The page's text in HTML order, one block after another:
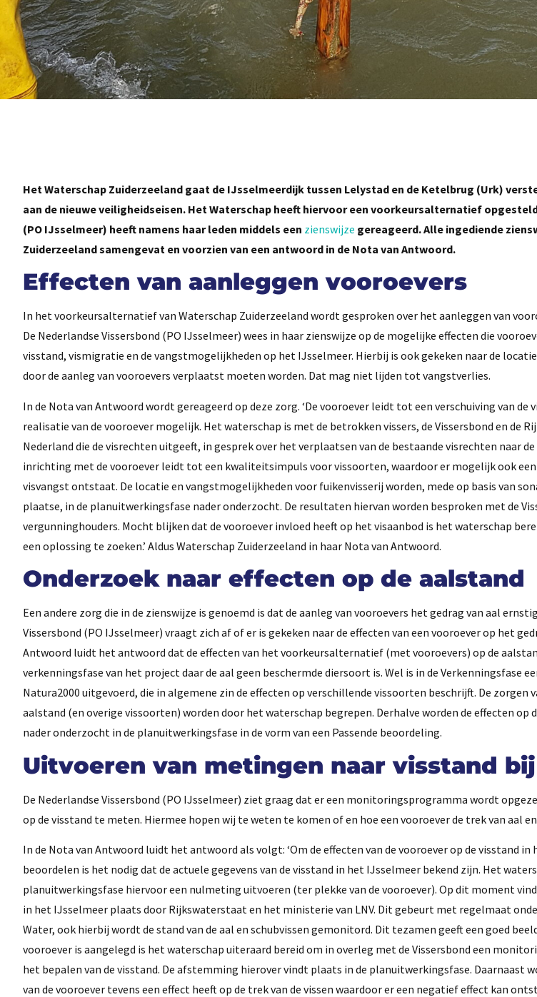
Het Waterschap Zuiderzeeland gaat de IJsselmeerdijk tussen Lelystad en de Ketelbrug (Urk)
aan de nieuwe veiligheidseisen. Het Waterschap heeft hiervoor een voorkeursalternatief
(PO IJsselmeer) heeft namens haar leden middels een zienswijze gereageerd. Alle ingediende
Zuiderzeeland samengevat en voorzien van een antwoord in de Nota van Antwoord.
Effecten van aanleggen vooroevers
In het voorkeursalternatief van Waterschap Zuiderzeeland wordt gesproken over het aanleggen van
De Nederlandse Vissersbond (PO IJsselmeer) wees in haar zienswijze op de mogelijke effecten die
visstand, vismigratie en de vangstmogelijkheden op het IJsselmeer. Hierbij is ook gekeken naar de
door de aanleg van vooroevers verplaatst moeten worden. Dat mag niet lijden tot vangstverlies.
In de Nota van Antwoord wordt gereageerd op deze zorg. ‘De vooroever leidt tot een verschuiving van de
realisatie van de vooroever mogelijk. Het waterschap is met de betrokken vissers, de Vissersbond en de
Nederland die de visrechten uitgeeft, in gesprek over het verplaatsen van de bestaande visrechten naar
inrichting met de vooroever leidt tot een kwaliteitsimpuls voor vissoorten, waardoor er mogelijk ook
visvangst ontstaat. De locatie en vangstmogelijkheden voor fuikenvisserij worden, mede op basis van
plaatse, in de planuitwerkingsfase nader onderzocht. De resultaten hiervan worden besproken met de
vergunninghouders. Mocht blijken dat de vooroever invloed heeft op het visaanbod is het waterschap
een oplossing te zoeken.’ Aldus Waterschap Zuiderzeeland in haar Nota van Antwoord.
Onderzoek naar effecten op de aalstand
Een andere zorg die in de zienswijze is genoemd is dat de aanleg van vooroevers het gedrag van aal
Vissersbond (PO IJsselmeer) vraagt zich af of er is gekeken naar de effecten van een vooroever op het
Antwoord luidt het antwoord dat de effecten van het voorkeursalternatief (met vooroevers) op de
verkenningsfase van het project daar de aal geen beschermde diersoort is. Wel is in de Verkenningsfase
Natura2000 uitgevoerd, die in algemene zin de effecten op verschillende vissoorten beschrijft. De zorgen
aalstand (en overige vissoorten) worden door het waterschap begrepen. Derhalve worden de effecten op
nader onderzocht in de planuitwerkingsfase in de vorm van een Passende beoordeling.
Uitvoeren van metingen naar visstand
De Nederlandse Vissersbond (PO IJsselmeer) ziet graag dat er een monitoringsprogramma wordt
op de visstand te meten. Hiermee hopen wij te weten te komen of en hoe een vooroever de trek van aal
In de Nota van Antwoord luidt het antwoord als volgt: ‘Om de effecten van de vooroever op de visstand
beoordelen is het nodig dat de actuele gegevens van de visstand in het IJsselmeer bekend zijn. Het
planuitwerkingsfase hiervoor een nulmeting uitvoeren (ter plekke van de vooroever). Op dit moment
in het IJsselmeer plaats door Rijkswaterstaat en het ministerie van LNV. Dit gebeurt met regelmaat
Water, ook hierbij wordt de stand van de aal en schubvissen gemonitord. Dit tezamen geeft een goed
vooroever is aangelegd is het waterschap uiteraard bereid om in overleg met de Vissersbond een
het bepalen van de visstand. De afstemming hierover vindt plaats in de planuitwerkingsfase. Daarnaast
van de vooroever tevens een effect heeft op de trek van de vissen waardoor er een negatief effect kan